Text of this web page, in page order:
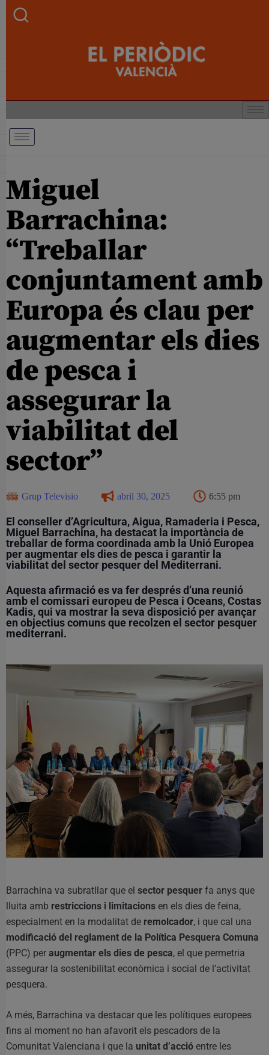
Miguel
Barrachina:
“Treballar
conjuntament amb
Europa és clau per
augmentar els dies
de pesca i
assegurar la
viabilitat del
sector”
Grup Televisio abril 30, 2025 6:55 pm
El conseller d’Agricultura, Aigua, Ramaderia i Pesca,
Miguel Barrachina, ha destacat la importància de
treballar de forma coordinada amb la Unió Europea
per augmentar els dies de pesca i garantir la
viabilitat del sector pesquer del Mediterrani.
Aquesta afirmació es va fer després d’una reunió
amb el comissari europeu de Pesca i Oceans, Costas
Kadis, qui va mostrar la seva disposició per avançar
en objectius comunsque recolzen el sector pesquer
mediterrani.
Barrachina va subratllar que el sector pesquer fa anys que
lluita amb restriccions i limitacions en els dies de feina,
especialment en la modalitat de remolcador, i que cal una
modificació del reglament de la Política Pesquera Comuna
(PPC) per augmentar els dies de pesca, el que permetria
assegurar la sostenibilitat econòmica i social de l’activitat
pesquera.
A més, Barrachina va destacar que les polítiques europees
fins al moment no han afavorit els pescadors de la
Comunitat Valenciana i que la unitat d’acció entre les